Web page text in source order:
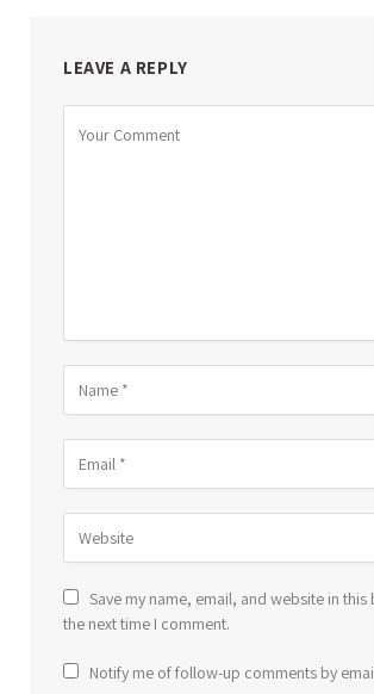
LEAVE A REPLY
Save my name, email, and website in
the next time I comment.
Notify me of follow-up comments by